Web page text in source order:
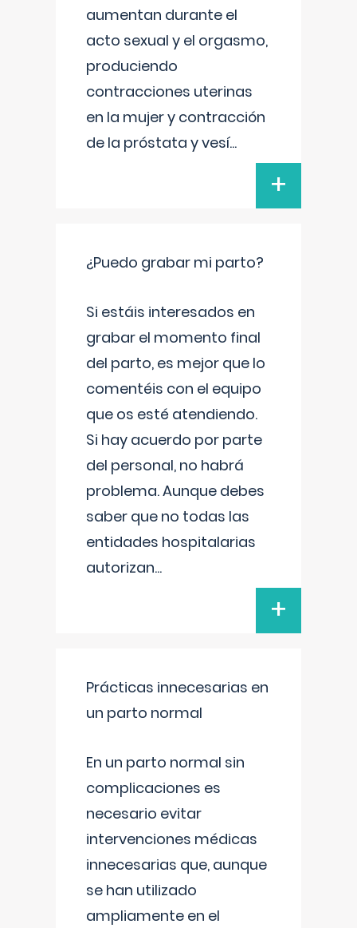
aumentan durante el
acto sexual y el orgasmo,
produciendo
contracciones uterinas
en la mujer y contracción
de la próstata y vesí...
+
¿Puedo grabar mi parto?
Si estáis interesados en
grabar el momento final
del parto, es mejor que lo
comentéis con el equipo
que os esté atendiendo.
Si hay acuerdo por parte
del personal, no habrá
problema. Aunque debes
saber que no todas las
entidades hospitalarias
autorizan...
+
Prácticas innecesarias en
un parto normal
En un parto normal sin
complicaciones es
necesario evitar
intervenciones médicas
innecesarias que, aunque
se han utilizado
ampliamente en el